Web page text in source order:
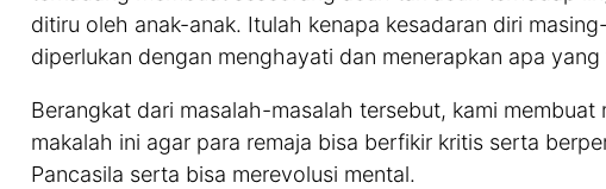
ditiru oleh anak-anak. Itulah kenapa kesadaran diri
diperlukan dengan menghayati dan menerapkan apa
Berangkat dari masalah-masalah tersebut, kami
makalah ini agar para remaja bisa berfikir kritis serta
Pancasila serta bisa merevolusi mental.